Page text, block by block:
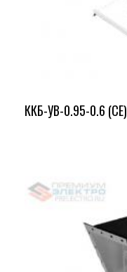
ККБ-УВ-0.95-0.6 (СЕ)